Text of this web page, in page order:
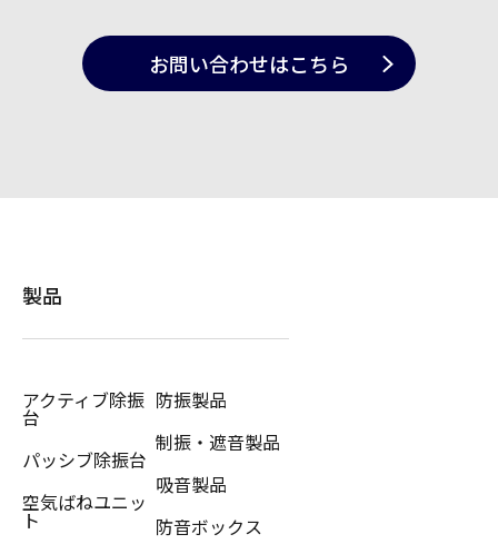
お問い合わせはこちら
製品
アクティブ除振
台
パッシブ除振台
空気ばねユニッ
ト
防振製品
制振・遮音製品
吸音製品
防音ボックス